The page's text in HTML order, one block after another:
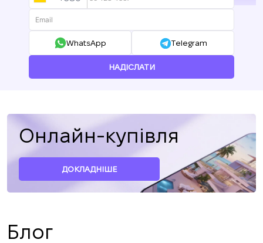
+380
WhatsApp Telegram
НАДІСЛАТИ
Онлайн-купівля
ДОКЛАДНІШЕ
Блог